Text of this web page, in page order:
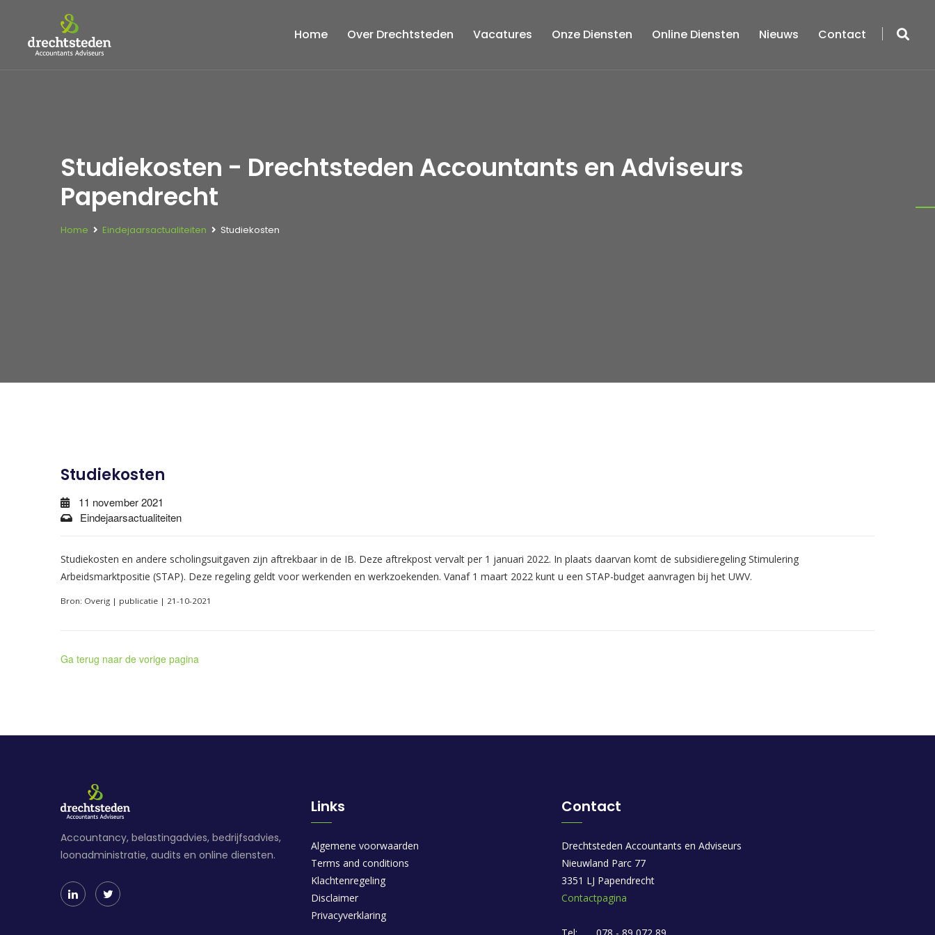
Home Over Drechtsteden Vacatures Onze Diensten Online Diensten Nieuws Contact
Studiekosten - Drechtsteden Accountants en Adviseurs
Papendrecht
Home Eindejaarsactualiteiten Studiekosten
Studiekosten
11 november 2021
Eindejaarsactualiteiten
Studiekosten en andere scholingsuitgaven zijn aftrekbaar in de IB. Deze aftrekpost vervalt per 1 januari 2022. In plaats daarvan komt de subsidieregeling Stimulering
Arbeidsmarktpositie (STAP). Deze regeling geldt voor werkenden en werkzoekenden. Vanaf 1 maart 2022 kunt u een STAP-budget aanvragen bij het UWV.
Bron: Overig | publicatie | 21-10-2021
Ga terug naar de vorige pagina
Accountancy, belastingadvies, bedrijfsadvies,
loonadministratie, audits en online diensten.
Links
Algemene voorwaarden
Terms and conditions
Klachtenregeling
Disclaimer
Privacyverklaring
Contact
Drechtsteden Accountants en Adviseurs
Nieuwland Parc 77
3351 LJ Papendrecht
Contactpagina